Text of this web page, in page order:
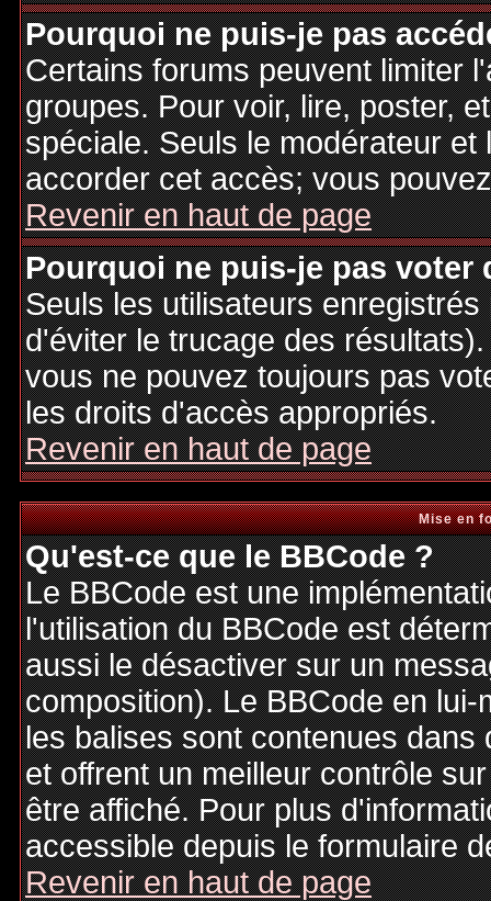
Pourquoi ne puis-je pas
Certains forums peuvent limiter
groupes. Pour voir, lire, poster,
spéciale. Seuls le modérateur
accorder cet accès; vous
Revenir en haut de page
Pourquoi ne puis-je pas voter
Seuls les utilisateurs
d'éviter le trucage des
vous ne pouvez toujours pas
les droits d'accès appropriés.
Revenir en haut de page
Mise en
Qu'est-ce que le BBCode ?
Le BBCode est une
l'utilisation du BBCode est
aussi le désactiver sur un
composition). Le BBCode en
les balises sont contenues
et offrent un meilleur contrôle
être affiché. Pour plus
accessible depuis le formulaire
Revenir en haut de page